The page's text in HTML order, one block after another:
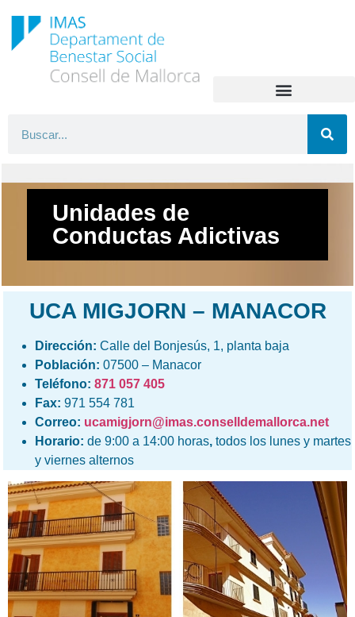
Unidades de
Conductas Adictivas
UCA MIGJORN – MANACOR
Dirección: Calle del Bonjesús, 1, planta baja
Población: 07500 – Manacor
Teléfono: 871 057 405
Fax:971 554 781
Correo: ucamigjorn@imas.conselldemallorca.net
Horario:de 9:00 a 14:00 horas,todos los lunes y martes
y viernes alternos